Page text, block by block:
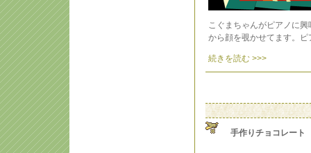
こぐまちゃんがピアノに
から顔を覗かせてます。
続きを読む >>>
手作りチョコレート